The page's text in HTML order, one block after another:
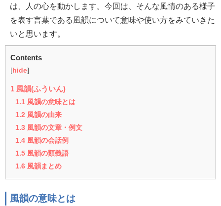
は、人の心を動かします。今回は、そんな風情のある様子
を表す言葉である風韻について意味や使い方をみていきた
いと思います。
Contents
[ hide]
1 風韻(ふういん)
1.1 風韻の意味とは
1.2 風韻の由来
1.3 風韻の文章・例文
1.4 風韻の会話例
1.5 風韻の類義語
1.6 風韻まとめ
風韻の意味とは